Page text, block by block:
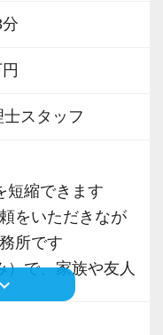
雰囲気が伝わっ
いとても明る
『チャレンジ』
強”だということ
査のポイントを
ようになりまし
benefits）
を大事にしていま
・他責禁止・気
行しています。
顔をいただき続
がモットーで
次試算表を作成
していきましょ
深まります！
すので、本人の
整業務、確定申
ます。先輩スタ
命です。
う理想をいただ
たいと考えてい
ら評価されてい
けるようにスキ
として高い信頼
だく来所型サー
運営しており、
籍しているの
す。
仕事で、融資対
のサポートなど
在しています。
スタッフ
短縮できます
をいただきなが
所です
）で、家族や友人
keyboard_arrow_down